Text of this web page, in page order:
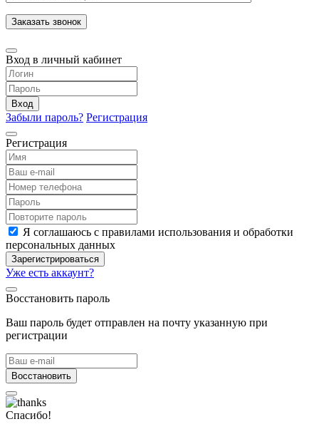
Заказать звонок
Вход в личный кабинет
Вход
Забыли пароль? Регистрация
Регистрация
Я соглашаюсь с правилами использования и обработки
персональных данных
Зарегистрироваться
Уже есть аккаунт?
Восстановить пароль
Ваш пароль будет отправлен на почту указанную при
регистрации
Восстановить
Спасибо!